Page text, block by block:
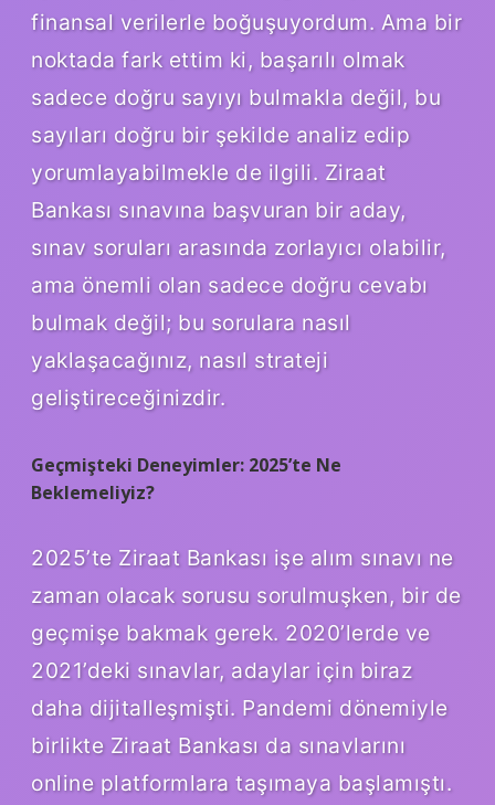
finansal verilerle boğuşuyordum. Ama bir
noktada fark ettim ki, başarılı olmak
sadece doğru sayıyı bulmakla değil, bu
sayıları doğru bir şekilde analiz edip
yorumlayabilmekle de ilgili. Ziraat
Bankası sınavına başvuran bir aday,
sınav soruları arasında zorlayıcı olabilir,
ama önemli olan sadece doğru cevabı
bulmak değil; bu sorulara nasıl
yaklaşacağınız, nasıl strateji
geliştireceğinizdir.
Geçmişteki Deneyimler: 2025’te Ne
Beklemeliyiz?
2025’te Ziraat Bankası işe alım sınavı ne
zaman olacak sorusu sorulmuşken, bir de
geçmişe bakmak gerek. 2020’lerde ve
2021’deki sınavlar, adaylar için biraz
daha dijitalleşmişti. Pandemi dönemiyle
birlikte Ziraat Bankası da sınavlarını
online platformlara taşımaya başlamıştı.